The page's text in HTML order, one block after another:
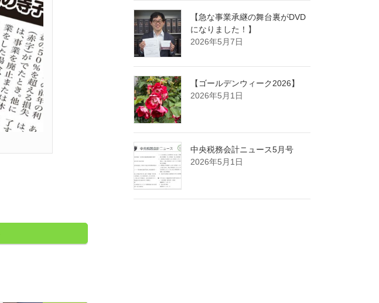
【急な事業承継の舞台裏がDVD
になりました！】
2026年5月7日
【ゴールデンウィーク2026】
2026年5月1日
中央税務会計ニュース5月号
2026年5月1日